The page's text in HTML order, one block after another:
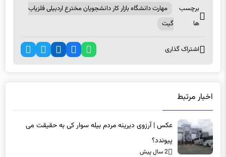
برچسب
ها
مهارت دانشگاه بازار کار دانشجویان مخترع اردبیلی فلزیاب
گیت
اشتراک گذاری
اخبار مرتبط
عکس | آرزوی دیرینه مردم بیله سوار کی به حقیقت می
پیوندد؟
2 سال پیش